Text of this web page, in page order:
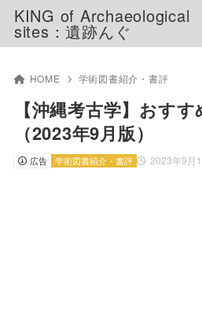
KING of Archaeological
sites：遺跡んぐ
HOME 学術図書紹介・書評
【沖縄考古学】おす
（2023年9月版）
広告 2023年9月
学術図書紹介・書評